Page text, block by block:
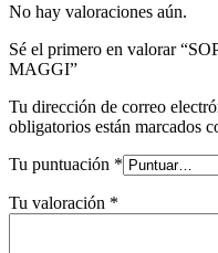
No hay valoraciones aún.
Sé el primero en valorar
MAGGI”
Tu dirección de correo
obligatorios están marcados
Tu puntuación *
Tu valoración *